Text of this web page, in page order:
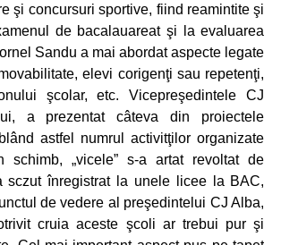
şi concursuri sportive, fiind reamintite şi
de bacalauareat şi la evaluarea
Sandu a mai abordat aspecte legate
elevi corigenţi sau repetenţi,
şcolar, etc. Vicepreşedintele CJ
a prezentat câteva din proiectele
astfel numrul activitţilor organizate
schimb, „vicele” s-a artat revoltat de
sczut înregistrat la unele licee la BAC,
de vedere al preşedintelui CJ Alba,
cruia aceste şcoli ar trebui pur şi